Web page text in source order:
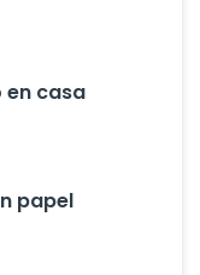
en casa
papel